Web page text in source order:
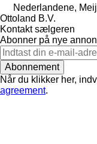
Nederlandene,
Ottoland B.V.
Kontakt sælgeren
Abonner på nye
Abonnement
Når du klikker her,
agreement.